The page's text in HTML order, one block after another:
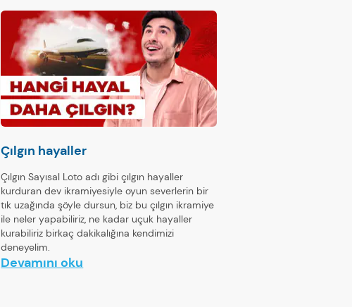
Çılgın hayaller
Çılgın Sayısal Loto adı gibi çılgın hayaller
kurduran dev ikramiyesiyle oyun severlerin bir
tık uzağında şöyle dursun, biz bu çılgın ikramiye
ile neler yapabiliriz, ne kadar uçuk hayaller
kurabiliriz birkaç dakikalığına kendimizi
deneyelim.
Devamını oku